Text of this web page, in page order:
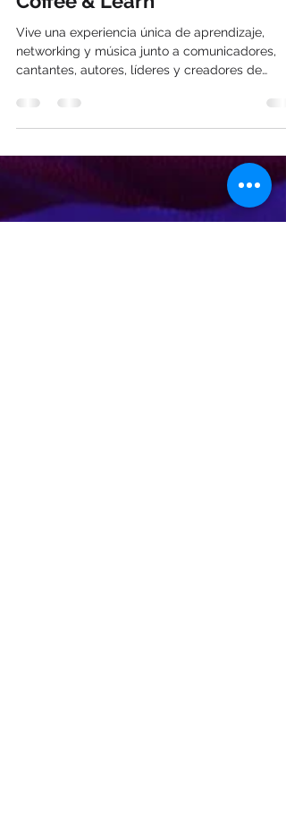
2 min de lectura
La Asociación Glocal llega a
Costa Rica con su primer
Coffee & Learn
Vive una experiencia única de aprendizaje,
cantantes, autores, líderes y creadores de